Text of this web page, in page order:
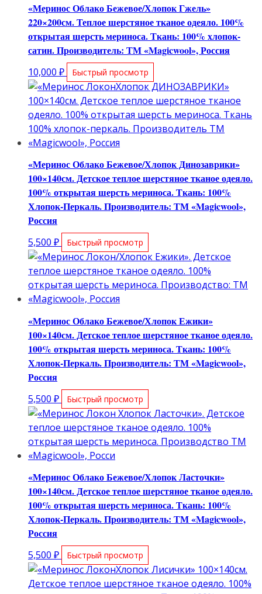
«Меринос Облако Бежевое/Хлопок Гжель»
220×200см. Теплое шерстяное тканое одеяло. 100%
открытая шерсть мериноса. Ткань: 100% хлопок-
сатин. Производитель: ТМ «Magicwool», Россия
10,000 ₽ Быстрый просмотр
«Меринос Облако Бежевое/Хлопок Динозаврики»
100×140см. Детское теплое шерстяное тканое одеяло.
100% открытая шерсть мериноса. Ткань: 100%
Хлопок-Перкаль. Производитель: ТМ «Magicwool»,
Россия
5,500 ₽ Быстрый просмотр
«Меринос Облако Бежевое/Хлопок Ежики»
100×140см. Детское теплое шерстяное тканое одеяло.
100% открытая шерсть мериноса. Ткань: 100%
Хлопок-Перкаль. Производитель: ТМ «Magicwool»,
Россия
5,500 ₽ Быстрый просмотр
«Меринос Облако Бежевое/Хлопок Ласточки»
100×140см. Детское теплое шерстяное тканое одеяло.
100% открытая шерсть мериноса. Ткань: 100%
Хлопок-Перкаль. Производитель: ТМ «Magicwool»,
Россия
5,500 ₽ Быстрый просмотр